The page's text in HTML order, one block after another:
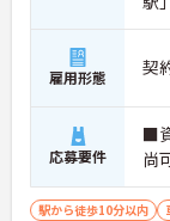
雇用形態 契
応募要件
■
尚
駅から徒歩10分以内